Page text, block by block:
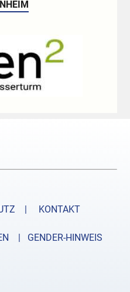
|
KONTAKT
| GENDER-HINWEIS